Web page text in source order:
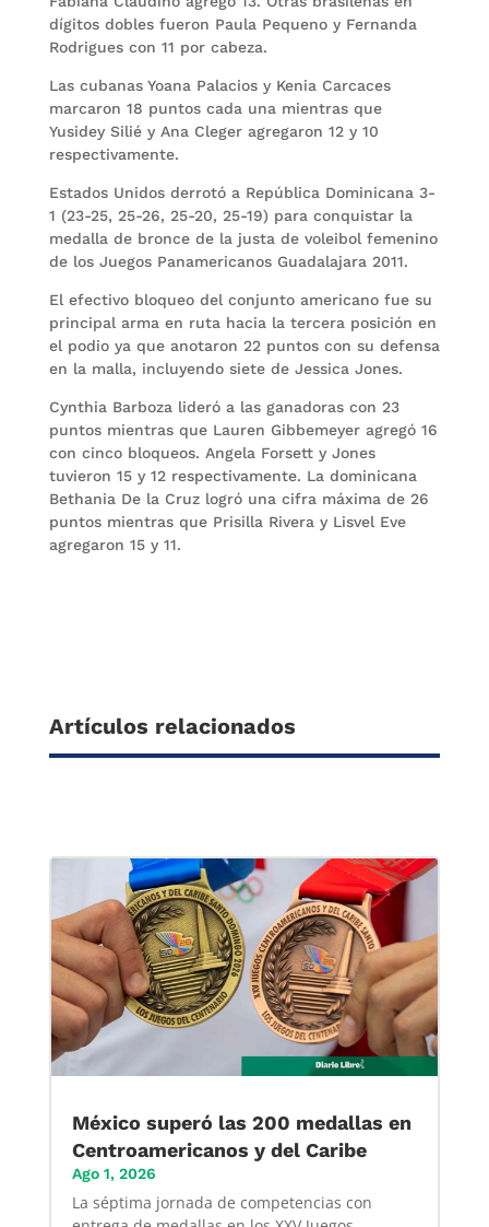
dígitos dobles fueron Paula Pequeno y Fernanda
Rodrigues con 11 por cabeza.
Las cubanas Yoana Palacios y Kenia Carcaces
marcaron 18 puntos cada una mientras que
Yusidey Silié y Ana Cleger agregaron 12 y 10
respectivamente.
Estados Unidos derrotó a República Dominicana 3-
1 (23-25, 25-26, 25-20, 25-19) para conquistar la
medalla de bronce de la justa de voleibol femenino
de los Juegos Panamericanos Guadalajara 2011.
El efectivo bloqueo del conjunto americano fue su
principal arma en ruta hacia la tercera posición en
el podio ya que anotaron 22 puntos con su defensa
en la malla, incluyendo siete de Jessica Jones.
Cynthia Barboza lideró a las ganadoras con 23
puntos mientras que Lauren Gibbemeyer agregó 16
con cinco bloqueos. Angela Forsett y Jones
tuvieron 15 y 12 respectivamente. La dominicana
Bethania De la Cruz logró una cifra máxima de 26
puntos mientras que Prisilla Rivera y Lisvel Eve
agregaron 15 y 11.
Artículos relacionados
México superó las 200 medallas en
Centroamericanos y del Caribe
Ago 1, 2026
La séptima jornada de competencias con